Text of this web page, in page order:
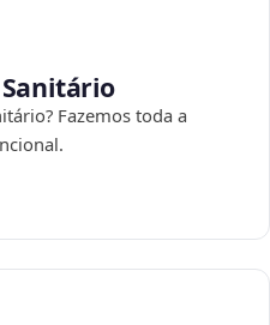
Fazemos toda a